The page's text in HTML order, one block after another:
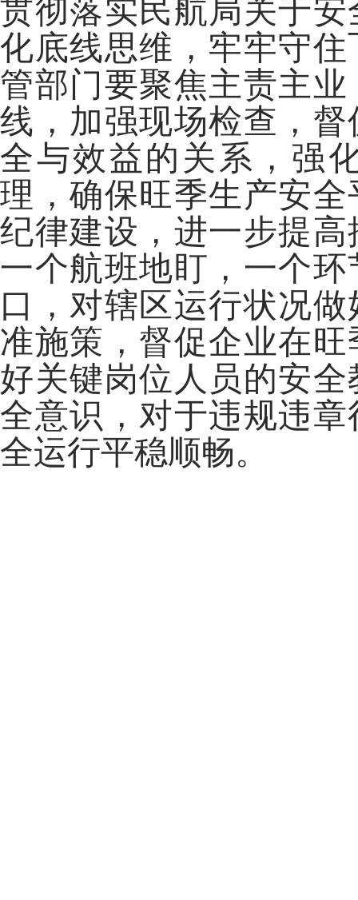
贯彻落实民航局关于
化底线思维，牢牢守
管部门要聚焦主责主
线，加强现场检查，
全与效益的关系，强
理，确保旺季生产安
纪律建设，进一步提
一个航班地盯，一个
口，对辖区运行状况
准施策，督促企业在
好关键岗位人员的安
全意识，对于违规违
全运行平稳顺畅。